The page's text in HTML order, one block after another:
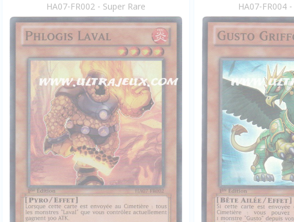
HA07-FR002 - Super Rare HA07-FR004